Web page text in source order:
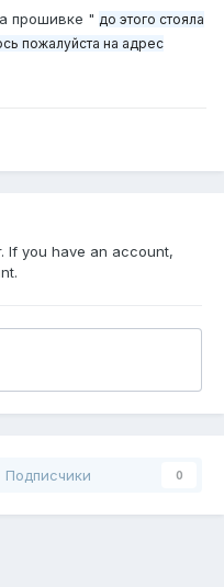
прошивке " до этого стояла
пожалуйста на адрес
If you have an account,
Подписчики 0